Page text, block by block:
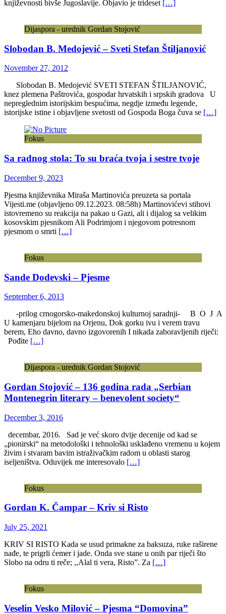
književnosti bivše Jugoslavije. Objavio je trideset […]
Dijaspora - urednik Gordan Stojović
Slobodan B. Medojević – Sveti Stefan Štiljanović
November 27, 2012
Slobodan B. Medojević SVETI STEFAN ŠTILJANOVIĆ,
knez plemena Paštrovića, gospodar hrvatskih i srpskih gradova U
nepreglednim istorijskim bespućima, negdje između legende,
istorijske istine i objavljene svetosti od Gospoda Boga čuva se […]
Fokus
Sa radnog stola: To su braća tvoja i sestre tvoje
December 9, 2023
Pjesma književnika Miraša Martinovića preuzeta sa portala
Vijesti.me (objavljeno 09.12.2023. 08:58h) Martinovićevi stihovi
istovremeno su reakcija na pakao u Gazi, ali i dijalog sa velikim
kosovskim pjesnikom Ali Podrimjom i njegovom potresnom
pjesmom o smrti […]
Fokus
Sande Dodevski – Pjesme
September 6, 2013
-prilog crnogorsko-makedonskoj kulturnoj saradnji- B O J A
U kamenjaru bijelom na Orjenu, Dok gorku ivu i verem travu
berem, Eho davno, davno izgovorenih I nikada zaboravljenih riječi:
Pođite […]
Dijaspora - urednik Gordan Stojović
Gordan Stojović – 136 godina rada „Serbian
Montenegrin literary – benevolent society“
December 3, 2016
decembar, 2016. Sad je već skoro dvije decenije od kad se
„pionirski“ na metodološki i tehnološki usklađeno vremenu u kojem
živim i stvaram bavim istraživačkim radom u oblasti starog
iseljeništva. Oduvijek me interesovalo […]
Fokus
Gordan K. Čampar – Kriv si Risto
July 25, 2021
KRIV SI RISTO Kada se usud primakne za baksuza, ruke raširene
nađe, te prigrli ćemer i jade. Onda sve stane u onih par riječi što
Slobo na odru ti reče; ,,Alal ti vera, Risto”. Za […]
Fokus
Veselin Vesko Milović – Pjesma “Domovina”